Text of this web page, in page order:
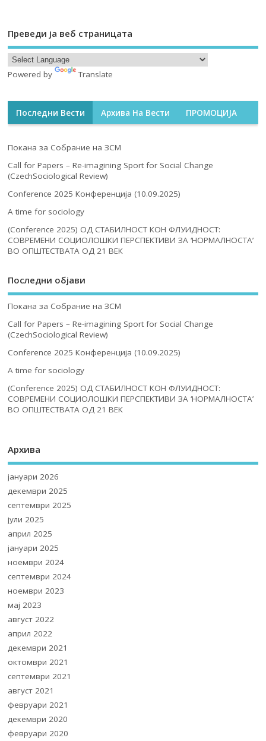
Преведи ја веб страницата
Powered by Translate
Последни Вести Архива На Вести ПРОМОЦИЈА
Покана за Собрание на ЗСМ
Call for Papers – Re-imagining Sport for Social Change
(CzechSociological Review)
Conference 2025 Конференција (10.09.2025)
A time for sociology
(Conference 2025) ОД СТАБИЛНОСТ КОН ФЛУИДНОСТ:
СОВРЕМЕНИ СОЦИОЛОШКИ ПЕРСПЕКТИВИ ЗА ‘НОРМАЛНОСТА’
ВО ОПШТЕСТВАТА ОД 21 ВЕК
Последни објави
Покана за Собрание на ЗСМ
Call for Papers – Re-imagining Sport for Social Change
(CzechSociological Review)
Conference 2025 Конференција (10.09.2025)
A time for sociology
(Conference 2025) ОД СТАБИЛНОСТ КОН ФЛУИДНОСТ:
СОВРЕМЕНИ СОЦИОЛОШКИ ПЕРСПЕКТИВИ ЗА ‘НОРМАЛНОСТА’
ВО ОПШТЕСТВАТА ОД 21 ВЕК
Архива
јануари 2026
декември 2025
септември 2025
јули 2025
април 2025
јануари 2025
ноември 2024
септември 2024
ноември 2023
мај 2023
август 2022
април 2022
декември 2021
октомври 2021
септември 2021
август 2021
февруари 2021
декември 2020
февруари 2020